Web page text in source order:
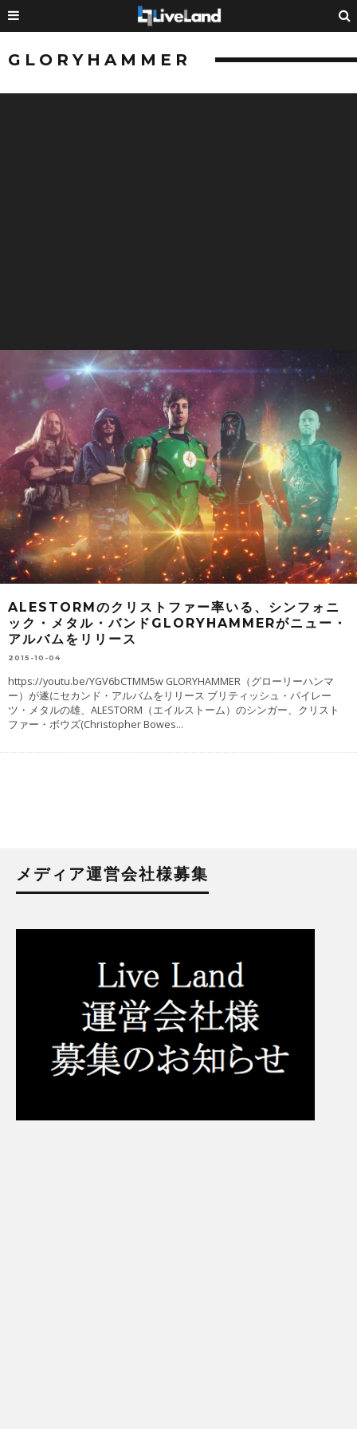
GLORYHAMMER
ALESTORMのクリストファー率いる、シンフォニ
ック・メタル・バンドGLORYHAMMERがニュー・
アルバムをリリース
2015-10-04
https://youtu.be/YGV6bCTMM5w GLORYHAMMER（グローリーハンマ
ー）が遂にセカンド・アルバムをリリース ブリティッシュ・パイレー
ツ・メタルの雄、ALESTORM（エイルストーム）のシンガー、クリスト
ファー・ボウズ(Christopher Bowes...
メディア運営会社様募集